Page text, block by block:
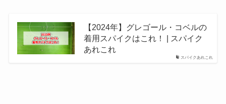
スパイクあれこれ
【2024年】グレゴール・コベルの
着用スパイクはこれ！ | スパイク
あれこれ